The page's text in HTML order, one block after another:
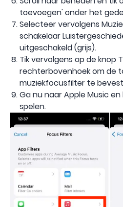
toevoegen' onder het
Selecteer vervolgens
schakelaar
uitgeschakeld (grijs).
Tik vervolgens op de knop
rechterbovenhoek om de
muziekfocusfilter te
Ga nu naar Apple Music
spelen.